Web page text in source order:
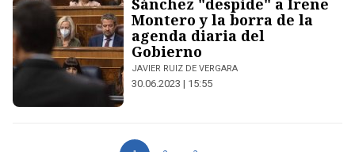
Sánchez "despide" a Irene
Montero y la borra de la
agenda diaria del
Gobierno
JAVIER RUIZ DE VERGARA
30.06.2023 | 15:55